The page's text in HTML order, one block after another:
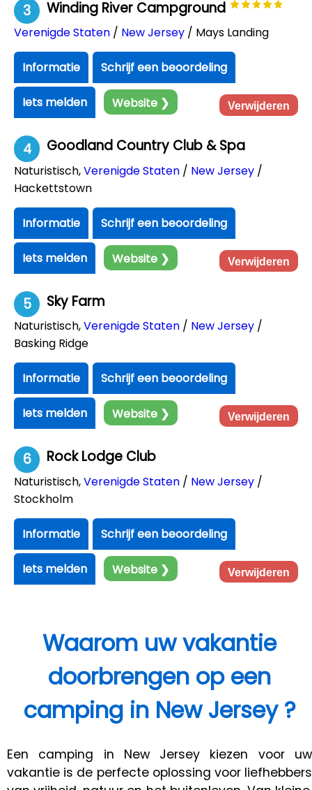
3 Winding River Campground
Verenigde Staten / New Jersey / Mays Landing
Informatie Schrijf een beoordeling
Iets melden Website ❯ Verwijderen
4 Goodland Country Club & Spa
Naturistisch,Verenigde Staten / New Jersey /
Hackettstown
Informatie Schrijf een beoordeling
Iets melden Website ❯ Verwijderen
5 Sky Farm
Naturistisch,Verenigde Staten / New Jersey /
Basking Ridge
Informatie Schrijf een beoordeling
Iets melden Website ❯ Verwijderen
6 Rock Lodge Club
Naturistisch,Verenigde Staten / New Jersey /
Stockholm
Informatie Schrijf een beoordeling
Iets melden Website ❯ Verwijderen
Waarom uw vakantie
doorbrengen op een
camping in New Jersey ?
Een camping in New Jersey kiezen voor uw
vakantie is de perfecte oplossing voor liefhebbers